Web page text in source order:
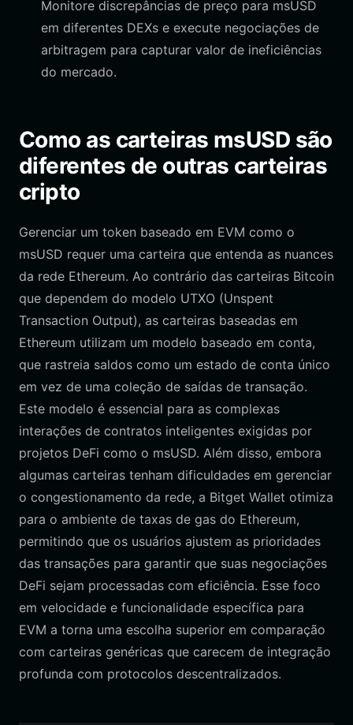
Monitore discrepâncias de preço para msUSD
em diferentes DEXs e execute negociações de
arbitragem para capturar valor de ineficiências
do mercado.
Como as carteiras msUSD são
diferentes de outras carteiras
cripto
Gerenciar um token baseado em EVM como o
msUSD requer uma carteira que entenda as nuances
da rede Ethereum. Ao contrário das carteiras Bitcoin
que dependem do modelo UTXO (Unspent
Transaction Output), as carteiras baseadas em
Ethereum utilizam um modelo baseado em conta,
que rastreia saldos como um estado de conta único
em vez de uma coleção de saídas de transação.
Este modelo é essencial para as complexas
interações de contratos inteligentes exigidas por
projetos DeFi como o msUSD. Além disso, embora
algumas carteiras tenham dificuldades em gerenciar
o congestionamento da rede, a Bitget Wallet otimiza
para o ambiente de taxas de gas do Ethereum,
permitindo que os usuários ajustem as prioridades
das transações para garantir que suas negociações
DeFi sejam processadas com eficiência. Esse foco
em velocidade e funcionalidade específica para
EVM a torna uma escolha superior em comparação
com carteiras genéricas que carecem de integração
profunda com protocolos descentralizados.